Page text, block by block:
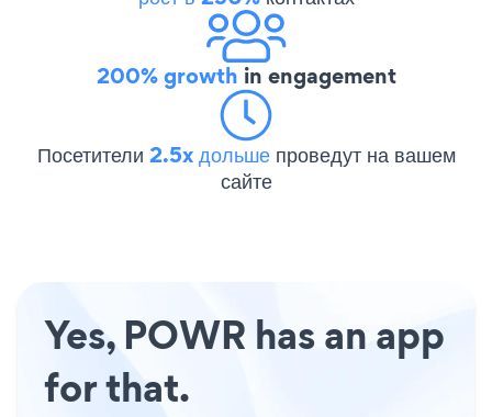
200% growth in engagement
Посетители 2.5x дольше проведут на вашем
сайте
Yes, POWR has an app
for that.